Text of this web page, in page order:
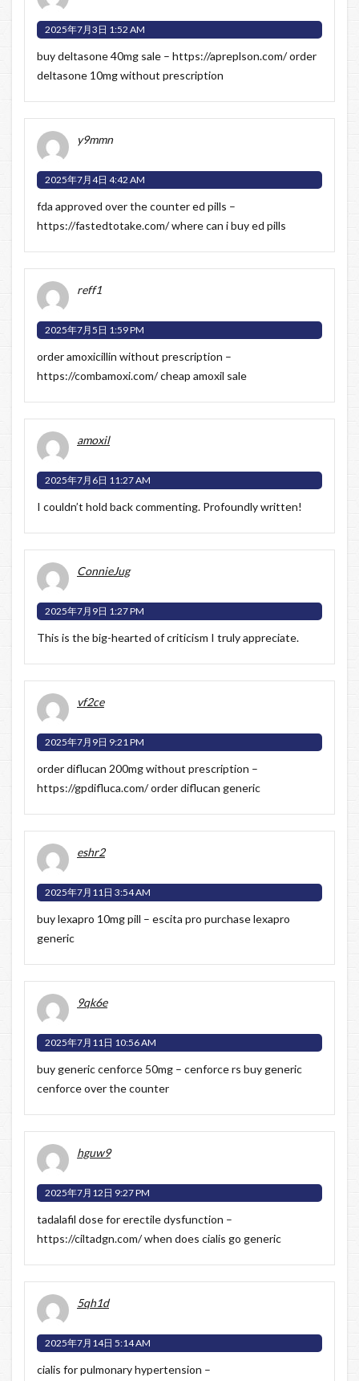
2025年7月3日 1:52 AM
buy deltasone 40mg sale – https://apreplson.com/order
deltasone 10mg without prescription
y9mmn
2025年7月4日 4:42 AM
fda approved over the counter ed pills –
https://fastedtotake.com/where can i buy ed pills
reff1
2025年7月5日 1:59 PM
order amoxicillin without prescription –
https://combamoxi.com/cheap amoxil sale
amoxil
2025年7月6日 11:27 AM
I couldn’t hold back commenting. Profoundly written!
ConnieJug
2025年7月9日 1:27 PM
This is the big-hearted of criticism I truly appreciate.
vf2ce
2025年7月9日 9:21 PM
order diflucan 200mg without prescription –
https://gpdifluca.com/order diflucan generic
eshr2
2025年7月11日 3:54 AM
buy lexapro 10mg pill – escita pro purchase lexapro
generic
9qk6e
2025年7月11日 10:56 AM
buy generic cenforce 50mg – cenforce rs buy generic
cenforce over the counter
hguw9
2025年7月12日 9:27 PM
tadalafil dose for erectile dysfunction –
https://ciltadgn.com/when does cialis go generic
5qh1d
2025年7月14日 5:14 AM
cialis for pulmonary hypertension –